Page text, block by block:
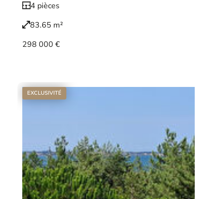
4 pièces
83.65 m²
298 000 €
EXCLUSIVITÉ